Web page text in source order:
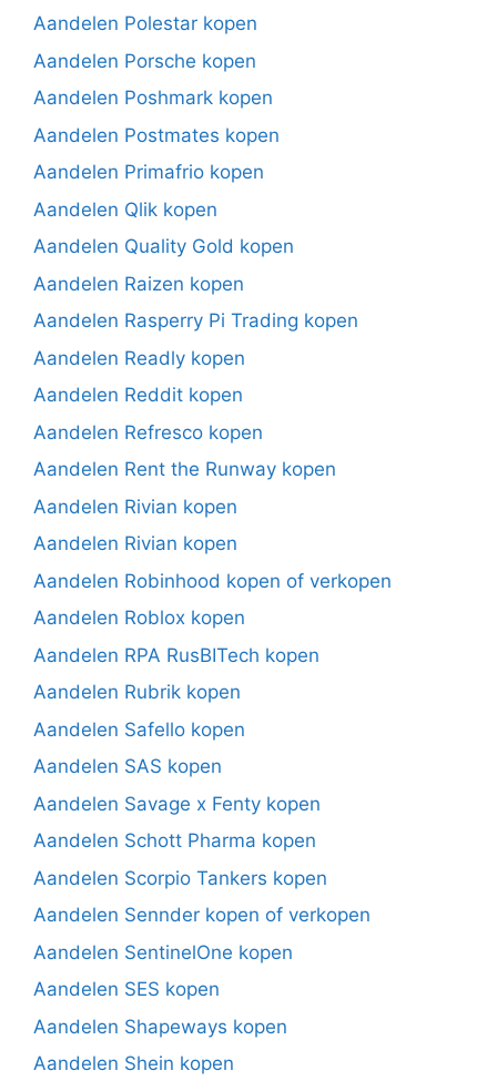
Aandelen Polestar kopen
Aandelen Porsche kopen
Aandelen Poshmark kopen
Aandelen Postmates kopen
Aandelen Primafrio kopen
Aandelen Qlik kopen
Aandelen Quality Gold kopen
Aandelen Raizen kopen
Aandelen Rasperry Pi Trading kopen
Aandelen Readly kopen
Aandelen Reddit kopen
Aandelen Refresco kopen
Aandelen Rent the Runway kopen
Aandelen Rivian kopen
Aandelen Rivian kopen
Aandelen Robinhood kopen of verkopen
Aandelen Roblox kopen
Aandelen RPA RusBITech kopen
Aandelen Rubrik kopen
Aandelen Safello kopen
Aandelen SAS kopen
Aandelen Savage x Fenty kopen
Aandelen Schott Pharma kopen
Aandelen Scorpio Tankers kopen
Aandelen Sennder kopen of verkopen
Aandelen SentinelOne kopen
Aandelen SES kopen
Aandelen Shapeways kopen
Aandelen Shein kopen